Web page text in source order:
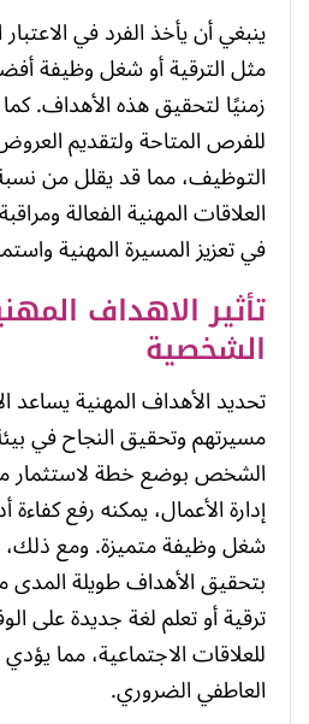
ينبغي أن يأخذ الفرد في
مثل الترقية أو شغل وظيفة
زمنيًا لتحقيق هذه الأهداف.
للفرص المتاحة ولتقديم
التوظيف، مما قد يقلل من
العلاقات المهنية الفعالة
في تعزيز المسيرة المهنية
تأثير الاهداف
الشخصية
تحديد الأهداف المهنية يساعد
مسيرتهم وتحقيق النجاح في
الشخص بوضع خطة لاستثمار
إدارة الأعمال، يمكنه رفع
شغل وظيفة متميزة. ومع ذلك،
بتحقيق الأهداف طويلة
ترقية أو تعلم لغة جديدة
للعلاقات الاجتماعية، مما
العاطفي الضروري.